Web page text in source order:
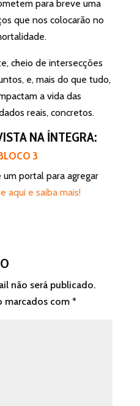
para breve uma
que nos colocarão no
cheio de intersecções
e, mais do que tudo,
a vida das
reais, concretos.
NA ÍNTEGRA:
3
portal para agregar
aqui e saiba mais!
não será publicado.
marcados com *